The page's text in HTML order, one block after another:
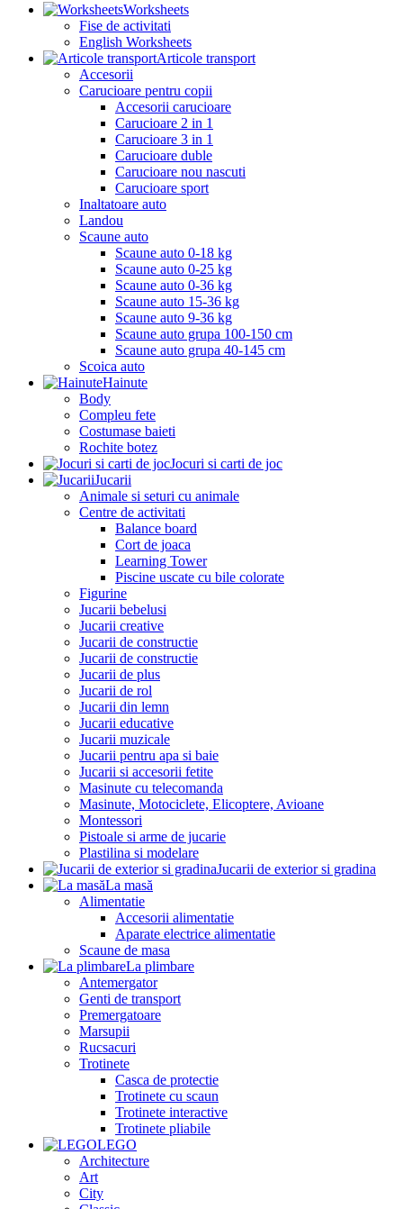
Worksheets
Fise de activitati
English Worksheets
Articole transport
Accesorii
Carucioare pentru copii
Accesorii carucioare
Carucioare 2 in 1
Carucioare 3 in 1
Carucioare duble
Carucioare nou nascuti
Carucioare sport
Inaltatoare auto
Landou
Scaune auto
Scaune auto 0-18 kg
Scaune auto 0-25 kg
Scaune auto 0-36 kg
Scaune auto 15-36 kg
Scaune auto 9-36 kg
Scaune auto grupa 100-150 cm
Scaune auto grupa 40-145 cm
Scoica auto
Hainute
Body
Compleu fete
Costumase baieti
Rochite botez
Jocuri si carti de joc
Jucarii
Animale si seturi cu animale
Centre de activitati
Balance board
Cort de joaca
Learning Tower
Piscine uscate cu bile colorate
Figurine
Jucarii bebelusi
Jucarii creative
Jucarii de constructie
Jucarii de constructie
Jucarii de plus
Jucarii de rol
Jucarii din lemn
Jucarii educative
Jucarii muzicale
Jucarii pentru apa si baie
Jucarii si accesorii fetite
Masinute cu telecomanda
Masinute, Motociclete, Elicoptere, Avioane
Montessori
Pistoale si arme de jucarie
Plastilina si modelare
Jucarii de exterior si gradina
La masă
Alimentatie
Accesorii alimentatie
Aparate electrice alimentatie
Scaune de masa
La plimbare
Antemergator
Genti de transport
Premergatoare
Marsupii
Rucsacuri
Trotinete
Casca de protectie
Trotinete cu scaun
Trotinete interactive
Trotinete pliabile
LEGO
Architecture
Art
City